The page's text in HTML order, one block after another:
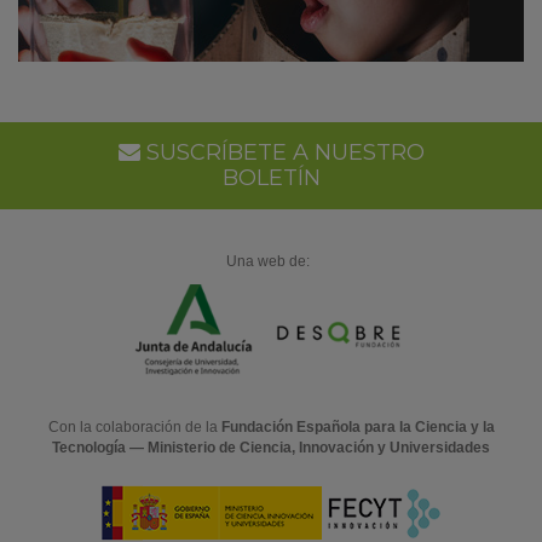
SUSCRÍBETE A NUESTRO
BOLETÍN
Una web de:
Con la colaboración de la Fundación Española para la Ciencia y la
Tecnología — Ministerio de Ciencia, Innovación y Universidades